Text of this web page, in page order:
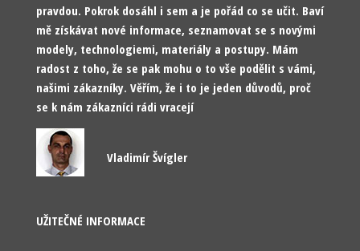
pravdou. Pokrok dosáhl i sem a je pořád co se učit. Baví
mě získávat nové informace, seznamovat se s novými
modely, technologiemi, materiály a postupy. Mám
radost z toho, že se pak mohu o to vše podělit s vámi,
našimi zákazníky. Věřím, že i to je jeden důvodů, proč
se k nám zákazníci rádi vracejí
Vladimír Švígler
UŽITEČNÉ INFORMACE